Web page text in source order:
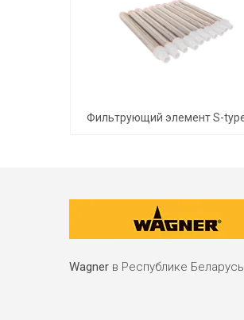
Wagner в Республике Беларусь